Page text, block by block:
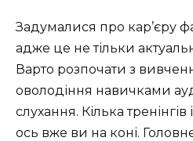
Задумалися про кар’єру
адже це не тільки
Варто розпочати з
оволодіння навичками
слухання. Кілька
ось вже ви на коні.